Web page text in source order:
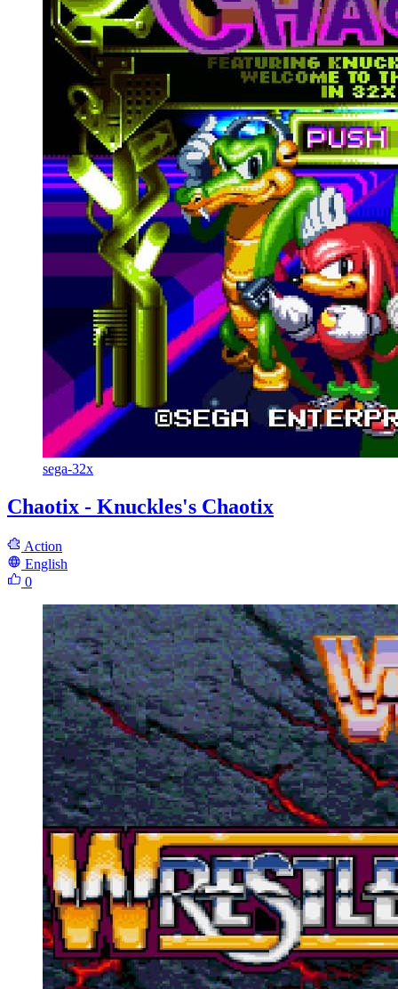
sega-32x
Chaotix - Knuckles's Chaotix
Action
English
0